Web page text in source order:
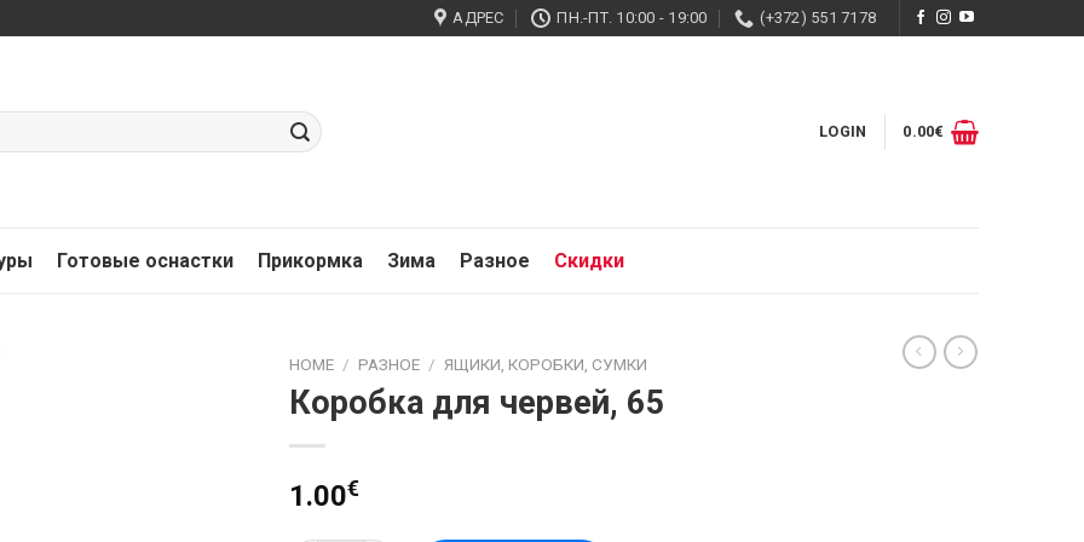
АДРЕС ПН.-ПТ. 10:00 - 19:00 (+372) 551 7178
LOGIN 0.00€
Готовые оснастки Прикормка Зима Разное Скидки
HOME / РАЗНОЕ / ЯЩИКИ, КОРОБКИ, СУМКИ
Коробка для червей, 65
1.00€